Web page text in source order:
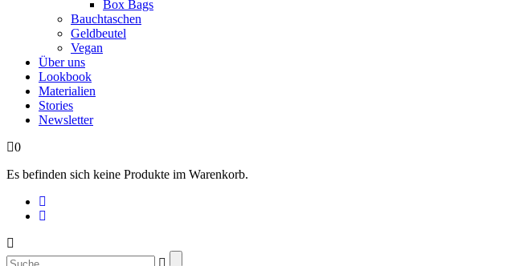
Box Bags
Bauchtaschen
Geldbeutel
Vegan
Über uns
Lookbook
Materialien
Stories
Newsletter
0
Es befinden sich keine Produkte im Warenkorb.
Suchen